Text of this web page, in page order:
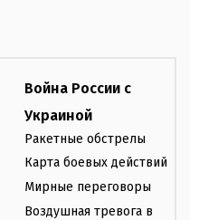
Война России с
Украиной
Ракетные обстрелы
Карта боевых действий
Мирные переговоры
Воздушная тревога в